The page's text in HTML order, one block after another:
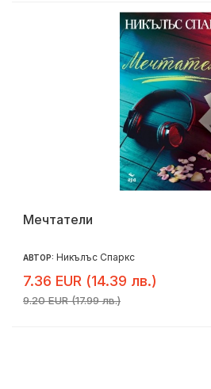
Мечтатели
АВТОР: Никълъс Спаркс
7.36 EUR (14.39 лв.)
9.20 EUR (17.99 лв.)